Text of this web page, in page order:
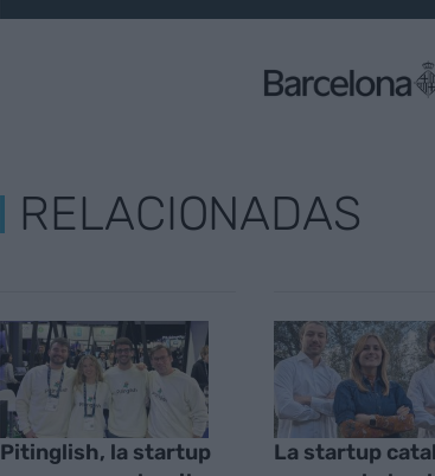
RELACIONADAS
Pitinglish, la startup
La startup